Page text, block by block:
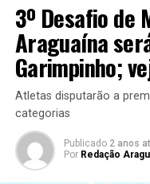
3º Desafio de
Araguaína
Garimpinho;
Atletas disputarão a
categorias
Publicado 2 anos
Por Redação